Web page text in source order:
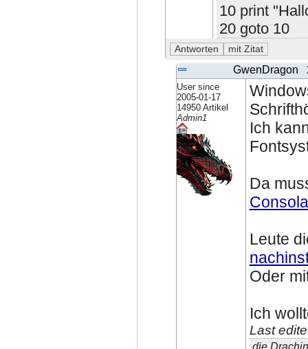
10 print
20 goto 10
GwenDragon
User since
2005-01-17
14950 Artikel
Admin1
Ich
Da
Leute
Oder
Ich
Last
die